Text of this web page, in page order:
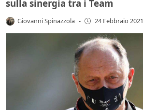
sulla sinergia tra i Team
Giovanni Spinazzola - 24 Febbraio 2021